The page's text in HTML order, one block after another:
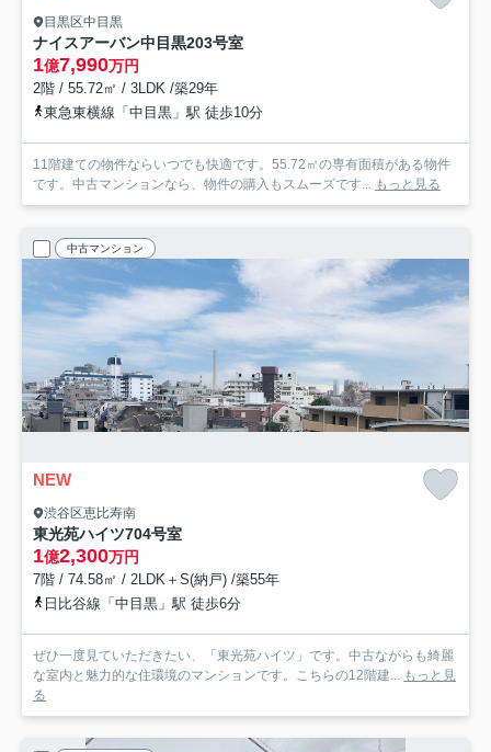
目黒区中目黒
ナイスアーバン中目黒203号室
1億7,990万円
2階 / 55.72㎡ / 3LDK /築29年
東急東横線「中目黒」駅 徒歩10分
11階建ての物件ならいつでも快適です。55.72㎡の専有面積がある物件
です。中古マンションなら、物件の購入もスムーズです... もっと見る
中古マンション
NEW
渋谷区恵比寿南
東光苑ハイツ704号室
1億2,300万円
7階 / 74.58㎡ / 2LDK＋S(納戸) /築55年
日比谷線「中目黒」駅 徒歩6分
ぜひ一度見ていただきたい、「東光苑ハイツ」です。中古ながらも綺麗
な室内と魅力的な住環境のマンションです。こちらの12階建... もっと見
る